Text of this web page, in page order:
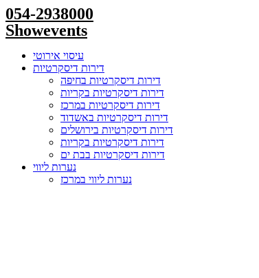
Skip
to
content
054-2938000
Showevents
עיסוי אירוטי
דירות דיסקרטיות
דירות דיסקרטיות בחיפה
דירות דיסקרטיות בקריות
דירות דיסקרטיות במרכז
דירות דיסקרטיות באשדוד
דירות דיסקרטיות בירושלים
דירות דיסקרטיות בקריות
דירות דיסקרטיות בבת ים
נערות ליווי
נערות ליווי במרכז